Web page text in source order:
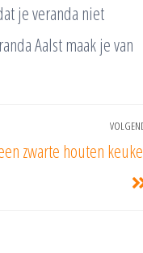
je veranda niet
Aalst maak je van
zwarte houten